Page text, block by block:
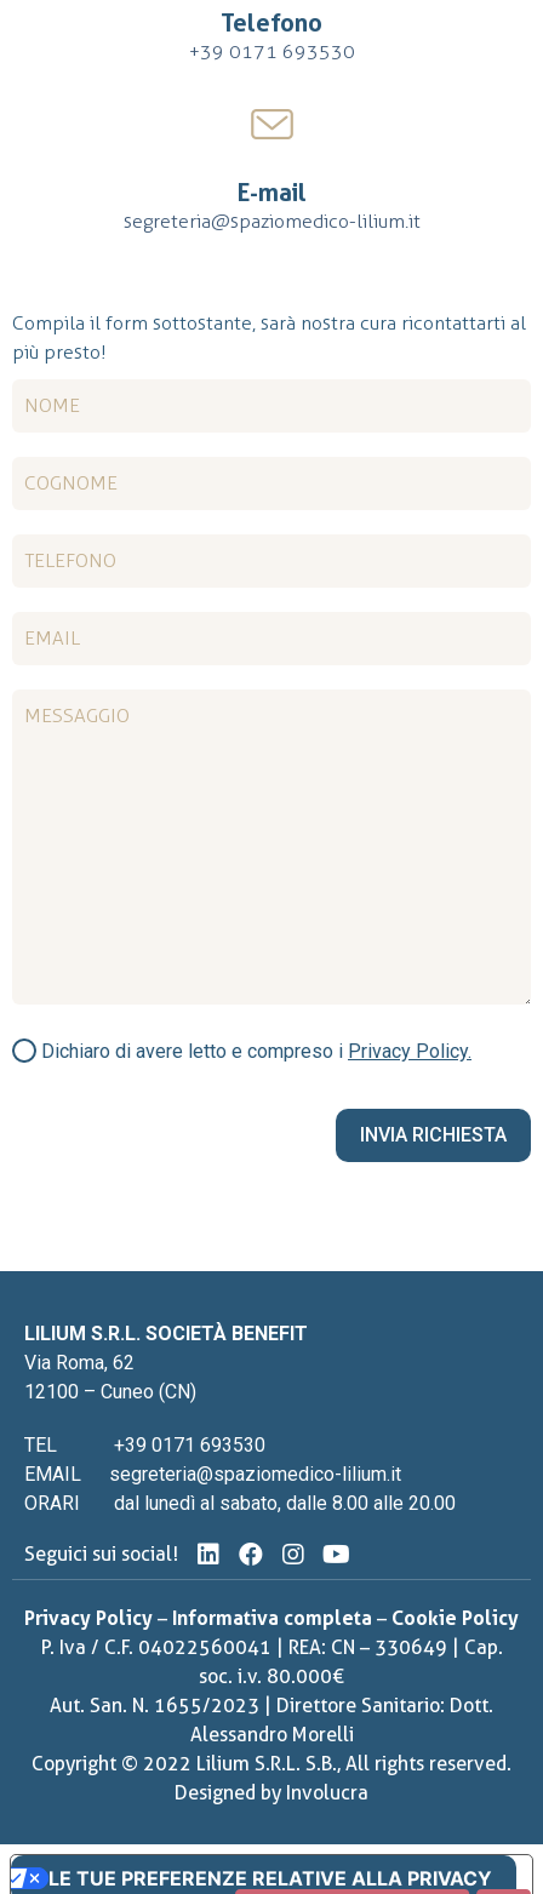
Telefono
+39 0171 693530
E-mail
segreteria@spaziomedico-lilium.it
Compila il form sottostante, sarà nostra cura ricontattarti al
più presto!
Dichiaro di avere letto e compreso i Privacy Policy.
LILIUM S.R.L. SOCIETÀ BENEFIT
Via Roma, 62
12100 – Cuneo (CN)
TEL
+39 0171 693530
EMAIL
segreteria@spaziomedico-lilium.it
ORARI
dal lunedì al sabato, dalle 8.00 alle 20.00
Seguici sui social!
Privacy Policy – Informativa completa – Cookie Policy
P. Iva / C.F. 04022560041 | REA: CN – 330649 | Cap.
soc. i.v. 80.000€
Aut. San. N. 1655/2023 | Direttore Sanitario: Dott.
Alessandro Morelli
Copyright © 2022 Lilium S.R.L. S.B., All rights reserved.
Designed by Involucra
LE TUE PREFERENZE RELATIVE ALLA PRIVACY